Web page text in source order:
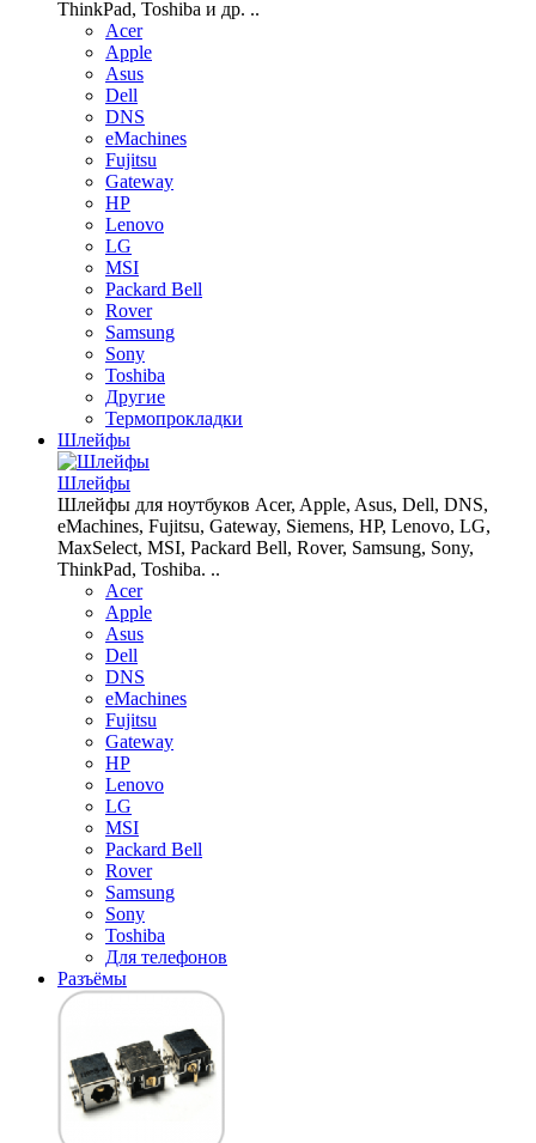
ThinkPad, Toshiba и др. ..
Acer
Apple
Asus
Dell
DNS
eMachines
Fujitsu
Gateway
HP
Lenovo
LG
MSI
Packard Bell
Rover
Samsung
Sony
Toshiba
Другие
Термопрокладки
Шлейфы
Шлейфы
Шлейфы для ноутбуков Acer, Apple, Asus, Dell, DNS,
eMachines, Fujitsu, Gateway, Siemens, HP, Lenovo, LG,
MaxSelect, MSI, Packard Bell, Rover, Samsung, Sony,
ThinkPad, Toshiba. ..
Acer
Apple
Asus
Dell
DNS
eMachines
Fujitsu
Gateway
HP
Lenovo
LG
MSI
Packard Bell
Rover
Samsung
Sony
Toshiba
Для телефонов
Разъёмы